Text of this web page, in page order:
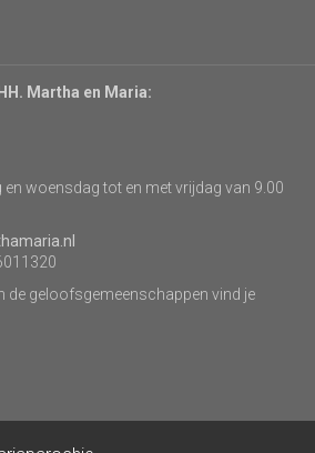
Martha en Maria:
woensdag tot en met vrijdag van 9.00
de geloofsgemeenschappen vind je